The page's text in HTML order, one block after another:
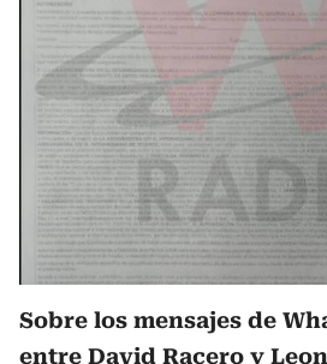
Sobre los mensajes de
entre David Racero y